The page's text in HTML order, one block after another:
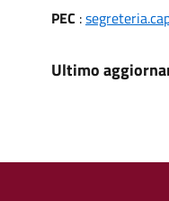
PEC :
Ultimo